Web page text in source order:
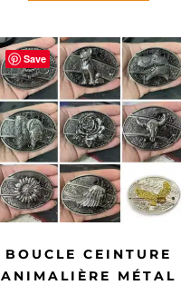
Save
BOUCLE CEINTURE
ANIMALIÈRE MÉTAL